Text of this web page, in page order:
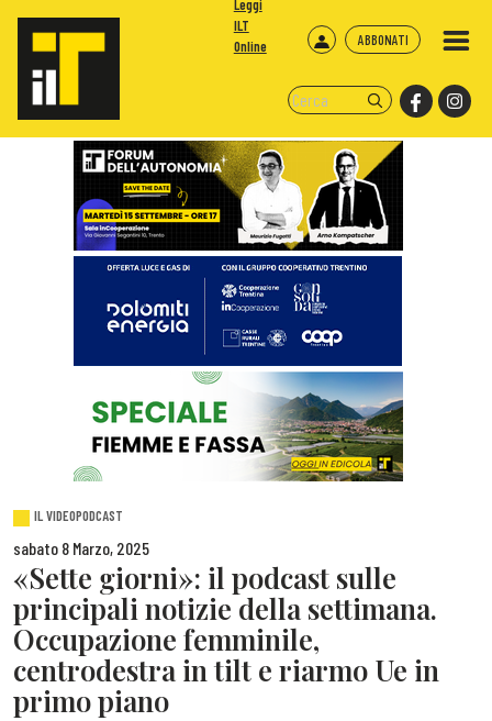
ABBONATI
Leggi
ILT
Online
IL VIDEOPODCAST
sabato 8 Marzo, 2025
«Sette giorni»: il podcast sulle
principali notizie della settimana.
Occupazione femminile,
centrodestra in tilt e riarmo Ue in
primo piano